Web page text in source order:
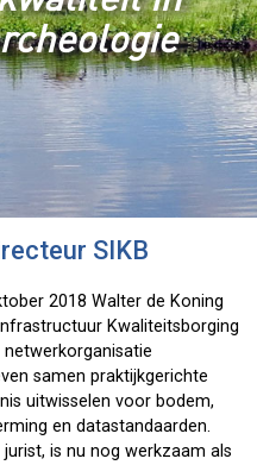
SIKB
2018 Walter de Koning
Kwaliteitsborging
netwerkorganisatie
samen praktijkgerichte
uitwisselen voor bodem,
en datastandaarden.
is nu nog werkzaam als